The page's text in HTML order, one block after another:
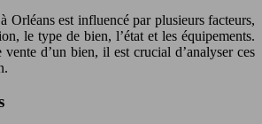
Orléans est influencé par plusieurs facteurs,
le type de bien, l’état et les équipements.
d’un bien, il est crucial d’analyser ces